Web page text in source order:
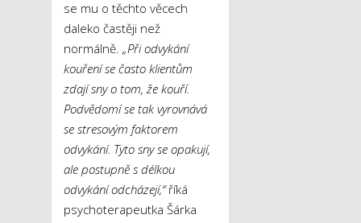
se mu o těchto věcech
daleko častěji než
normálně. „Při odvykání
kouření se často klientům
zdají sny o tom, že kouří.
Podvědomí se tak vyrovnává
se stresovým faktorem
odvykání. Tyto sny se opakují,
ale postupně s délkou
odvykání odcházejí,“říká
psychoterapeutka Šárka